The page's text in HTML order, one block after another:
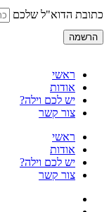
כתובת הדוא"ל שלכם
הרשמה
ראשי
אודות
יש לכם וילה?
צור קשר
ראשי
אודות
יש לכם וילה?
צור קשר